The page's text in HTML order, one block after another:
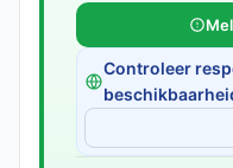
Controleer